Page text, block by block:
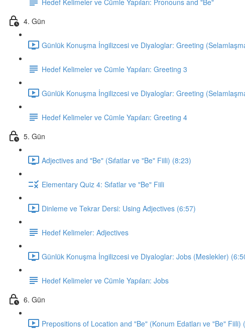
4. Gün
Günlük Konuşma İngilizcesi ve Diyaloglar: Greeting
Hedef Kelimeler ve Cümle Yapıları: Greeting 3
Günlük Konuşma İngilizcesi ve Diyaloglar: Greeting
Hedef Kelimeler ve Cümle Yapıları: Greeting 4
5. Gün
Adjectives and "Be" (Sıfatlar ve "Be" Fiili) (8:23)
Elementary Quiz 4: Sıfatlar ve "Be" Fiili
Dinleme ve Tekrar Dersi: Using Adjectives (6:57)
Hedef Kelimeler: Adjectives
Günlük Konuşma İngilizcesi ve Diyaloglar: Jobs (Meslekler)
Hedef Kelimeler ve Cümle Yapıları: Jobs
6. Gün
Prepositions of Location and "Be" (Konum Edatları ve "Be" Fiili)